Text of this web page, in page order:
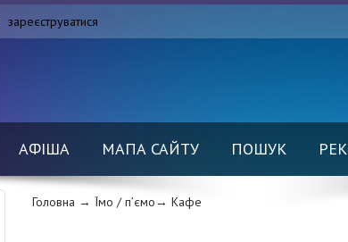
зареєструватися
АФІША МАПА САЙТУ ПОШУК
Головна → Їмо / п’ємо→ Кафе